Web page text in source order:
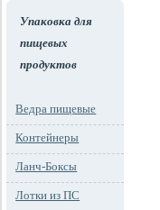
Упаковка для
пищевых
продуктов
Ведра пищевые
Контейнеры
Ланч-Боксы
Лотки из ПС